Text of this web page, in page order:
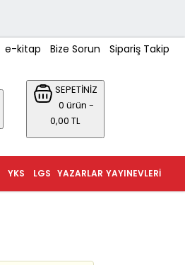
e-kitap Bize Sorun Sipariş Takip
SEPETİNİZ
0 ürün -
0,00 TL
YAYINEVLERI
YAZARLAR
LGS
YKS